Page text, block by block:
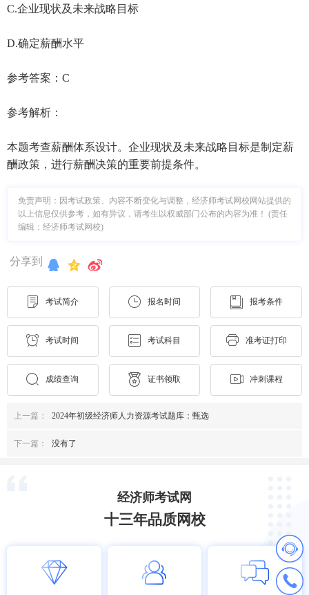
C.企业现状及未来战略目标
D.确定薪酬水平
参考答案：C
参考解析：
本题考查薪酬体系设计。企业现状及未来战略目标是制定薪
酬政策，进行薪酬决策的重要前提条件。
免责声明：因考试政策、内容不断变化与调整，经济师考试网校网站提供的
以上信息仅供参考，如有异议，请考生以权威部门公布的内容为准！ (责任
编辑：经济师考试网校)
分享到
考试简介 报名时间 报考条件
考试时间 考试科目 准考证打印
成绩查询 证书领取 冲刺课程
上一篇： 2024年初级经济师人力资源考试题库：甄选
下一篇： 没有了
经济师考试网
十三年品质网校